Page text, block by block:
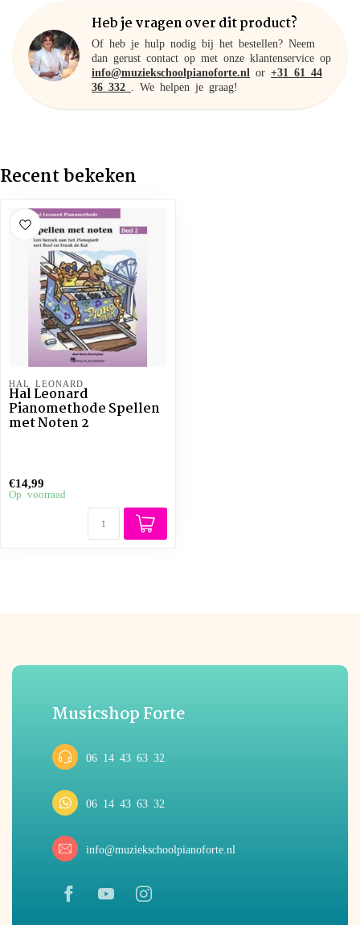
Heb je vragen over dit product?
Of heb je hulp nodig bij het bestellen? Neem
dan gerust contact op met onze klantenservice op
info@muziekschoolpianoforte.nl or +31 61 44
36 332
. We helpen je graag!
Recent bekeken
HAL LEONARD
Hal Leonard
Pianomethode Spellen
met Noten 2
€14,99
Op voorraad
Musicshop Forte
06 14 43 63 32
06 14 43 63 32
info@muziekschoolpianoforte.nl